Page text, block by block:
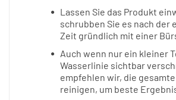
Lassen Sie das Produkt
schrubben Sie es nach der
Zeit gründlich mit einer
Auch wenn nur ein kleiner
Wasserlinie sichtbar
empfehlen wir, die
reinigen, um beste